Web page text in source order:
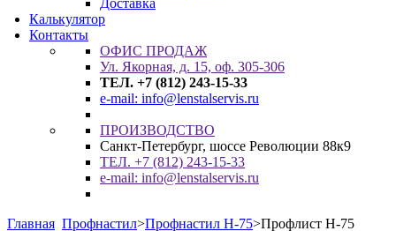
Доставка
Калькулятор
Контакты
ОФИС ПРОДАЖ
Ул. Якорная, д. 15, оф. 305-306
ТЕЛ. +7 (812) 243-15-33
e-mail: info@lenstalservis.ru
ПРОИЗВОДСТВО
Санкт-Петербург, шоссе Революции 88к9
ТЕЛ. +7 (812) 243-15-33
e-mail: info@lenstalservis.ru
Главная Профнастил>Профнастил Н-75>Профлист Н-75